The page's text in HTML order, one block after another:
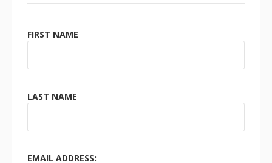
FIRST NAME
LAST NAME
EMAIL ADDRESS: